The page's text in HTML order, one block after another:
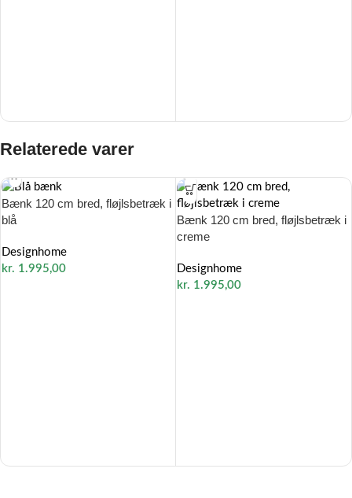
Relaterede varer
Bænk 120 cm bred, fløjlsbetræk i
blå
Designhome
kr. 1.995,00
Bænk 120 cm bred, fløjlsbetræk i
creme
Designhome
kr. 1.995,00